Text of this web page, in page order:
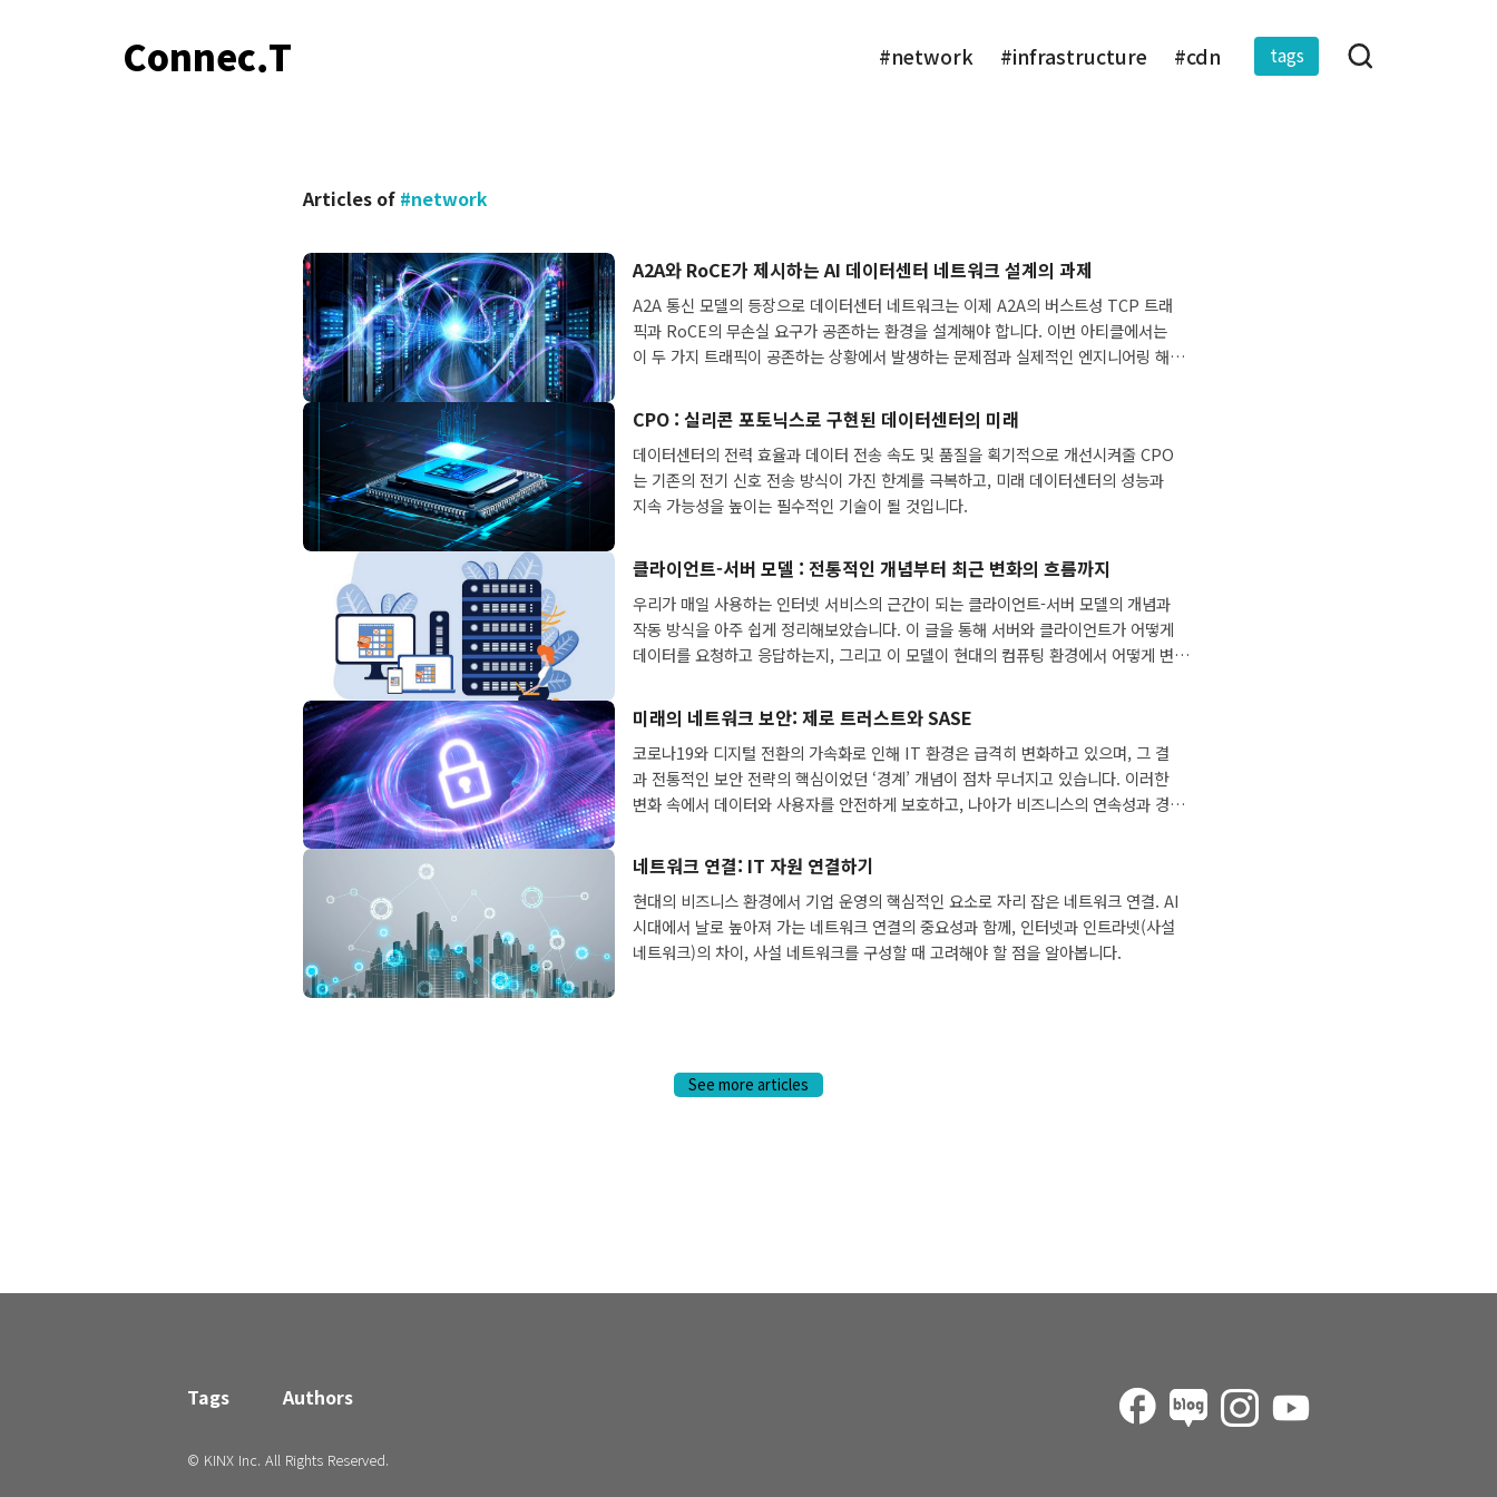
Connec.T #network #infrastructure #cdn tags
Articles of #network
A2A와 RoCE가 제시하는 AI 데이터센터 네트워크 설계의 과제
A2A 통신 모델의 등장으로 데이터센터 네트워크는 이제 A2A의 버스트성 TCP 트래
픽과 RoCE의 무손실 요구가 공존하는 환경을 설계해야 합니다. 이번 아티클에서는
이 두 가지 트래픽이 공존하는 상황에서 발생하는 문제점과 실제적인 엔지니어링 해
CPO : 실리콘 포토닉스로 구현된 데이터센터의 미래
데이터센터의 전력 효율과 데이터 전송 속도 및 품질을 획기적으로 개선시켜줄 CPO
는 기존의 전기 신호 전송 방식이 가진 한계를 극복하고, 미래 데이터센터의 성능과
지속 가능성을 높이는 필수적인 기술이 될 것입니다.
클라이언트-서버 모델 : 전통적인 개념부터 최근 변화의 흐름까지
우리가 매일 사용하는 인터넷 서비스의 근간이 되는 클라이언트-서버 모델의 개념과
작동 방식을 아주 쉽게 정리해보았습니다. 이 글을 통해 서버와 클라이언트가 어떻게
데이터를 요청하고 응답하는지, 그리고 이 모델이 현대의 컴퓨팅 환경에서 어떻게 변
미래의 네트워크 보안: 제로 트러스트와 SASE
코로나19와 디지털 전환의 가속화로 인해 IT 환경은 급격히 변화하고 있으며, 그 결
과 전통적인 보안 전략의 핵심이었던 ‘경계’ 개념이 점차 무너지고 있습니다. 이러한
변화 속에서 데이터와 사용자를 안전하게 보호하고, 나아가 비즈니스의 연속성과 경쟁
으로 구현할 수 있는 아키텍처인 ‘SASE(Secure Access Service Edge)’에 대한 이
해가 필수적입니다.
네트워크 연결: IT 자원 연결하기
현대의 비즈니스 환경에서 기업 운영의 핵심적인 요소로 자리 잡은 네트워크 연결. AI
시대에서 날로 높아져 가는 네트워크 연결의 중요성과 함께, 인터넷과 인트라넷(사설
네트워크)의 차이, 사설 네트워크를 구성할 때 고려해야 할 점을 알아봅니다.
See more articles
Tags Authors
© KINX Inc. All Rights Reserved.